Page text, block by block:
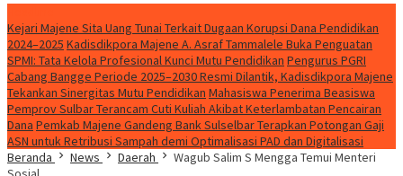
Kejari Majene Sita Uang Tunai Terkait Dugaan Korupsi Dana Pendidikan
2024–2025 Kadisdikpora Majene A. Asraf Tammalele Buka Penguatan
SPMI: Tata Kelola Profesional Kunci Mutu Pendidikan Pengurus PGRI
Cabang Bangge Periode 2025–2030 Resmi Dilantik, Kadisdikpora Majene
Tekankan Sinergitas Mutu Pendidikan Mahasiswa Penerima Beasiswa
Pemprov Sulbar Terancam Cuti Kuliah Akibat Keterlambatan Pencairan
Dana Pemkab Majene Gandeng Bank Sulselbar Terapkan Potongan Gaji
ASN untuk Retribusi Sampah demi Optimalisasi PAD dan Digitalisasi
Beranda
News Daerah
Wagub Salim S Mengga Temui Menteri